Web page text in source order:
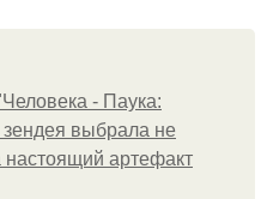
- Паука:
выбрала не
настоящий артефакт